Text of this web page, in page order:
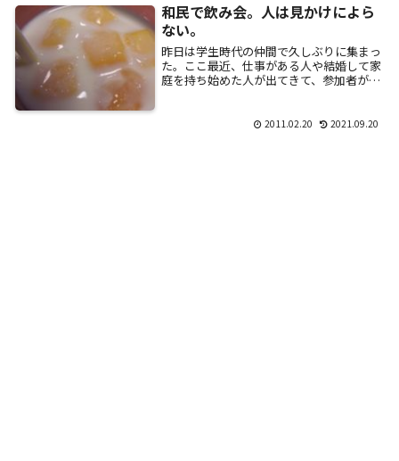
和民で飲み会。人は見かけによら
ない。
昨日は学生時代の仲間で久しぶりに集まっ
た。ここ最近、仕事がある人や結婚して家
庭を持ち始めた人が出てきて、参加者が少
2011.02.20 2021.09.20